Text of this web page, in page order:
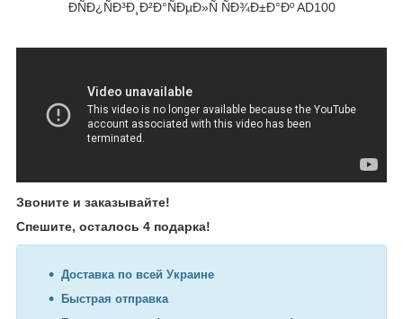
Звоните и заказывайте!
Спешите, осталось 4 подарка!
Доставка по всей Украине
Быстрая отправка